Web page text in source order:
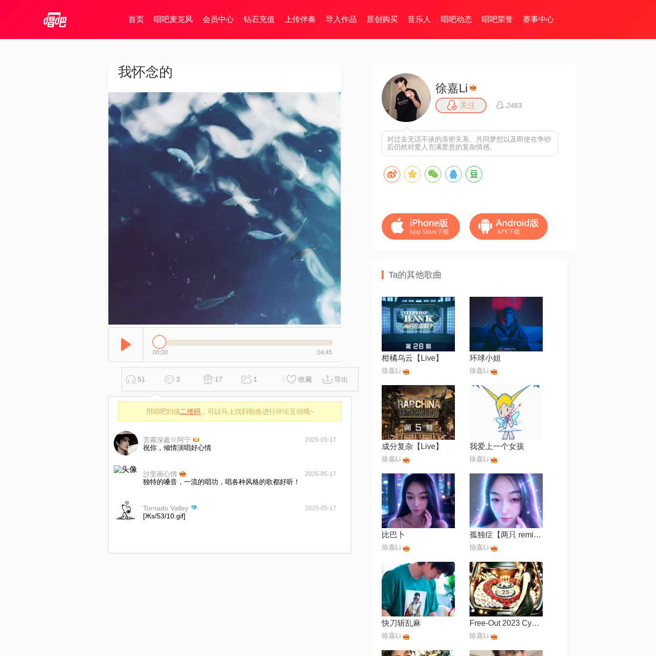
首页 唱吧麦克风 会员中心 钻石充值 上传伴奏 导入作品 原创购买 音乐人 唱吧动态 唱吧荣誉 赛事中心
我怀念的
00:00 04:45
51 3 17 1 收藏 导出
用唱吧扫描二维码 ，可以马上找到歌曲进行评论互动哦~
雲霧深處💠阿宁 2025-05-17
祝你，倾情演唱好心情
沙里画心情 2025-05-17
独特的嗓音，一流的唱功，唱各种风格的歌都好听！
Tornado Valley 2025-05-17
[Жs/53/10.gif]
徐嘉Li
关注 2483
对过去无话不谈的亲密关系、共同梦想以及即使在争吵
后仍然对爱人充满爱意的复杂情感。
Ta的其他歌曲
柑橘乌云【Live】
徐嘉Li
环球小姐
徐嘉Li
成分复杂【Live】
徐嘉Li
我爱上一个女孩
徐嘉Li
比巴卜
徐嘉Li
孤独症【两只 remix】
徐嘉Li
快刀斩乱麻
徐嘉Li
Free-Out 2023 Cypher
徐嘉Li